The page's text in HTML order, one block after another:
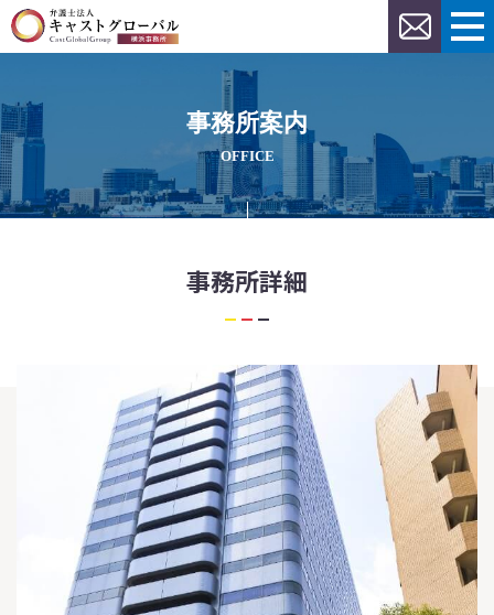
事務所案内
OFFICE
事務所詳細